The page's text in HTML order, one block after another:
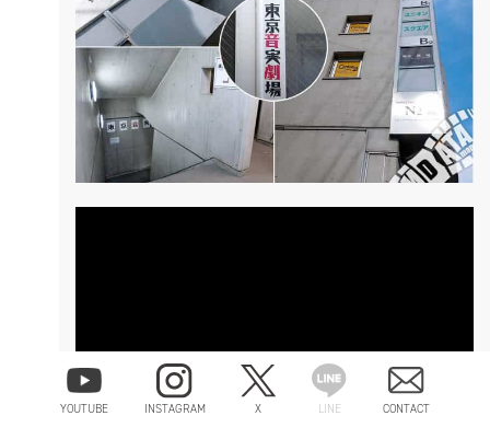
YOUTUBE INSTAGRAM X LINE CONTACT